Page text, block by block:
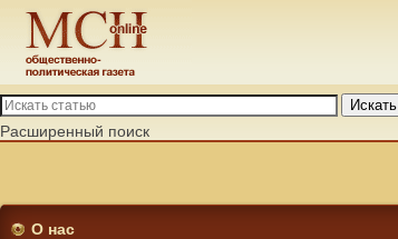
Искать
Расширенный поиск
О нас